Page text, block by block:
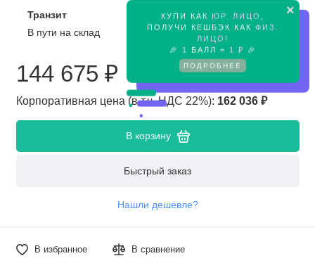
×
КУПИ КАК ЮР. ЛИЦО
ПОЛУЧИ КЕШБЭК КАК ФИЗ.
ЛИЦО !
🎉
1 БАЛЛ = 1 ₽ 🎉
ПОДРОБНЕЕ
Транзит
Предзаказ
В пути на склад
144 675 ₽
Корпоративная цена (в т.ч. НДС 22%): 162 036 ₽
В корзину
Быстрый заказ
Нашли дешевле?
В избранное В сравнение